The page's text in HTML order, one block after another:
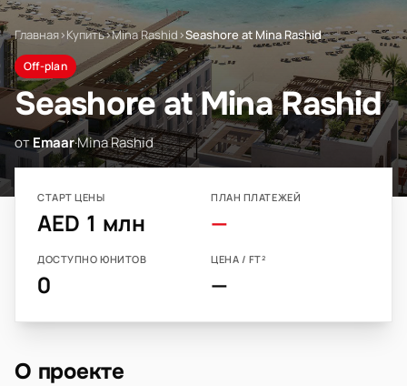
Главная›Купить›Mina Rashid›Seashore at Mina Rashid
Off-plan
Seashore at Mina Rashid
отEmaar·Mina Rashid
СТАРТ ЦЕНЫ
AED 1 млн
ПЛАН ПЛАТЕЖЕЙ
—
ДОСТУПНО ЮНИТОВ
0
ЦЕНА / FT²
—
О проекте